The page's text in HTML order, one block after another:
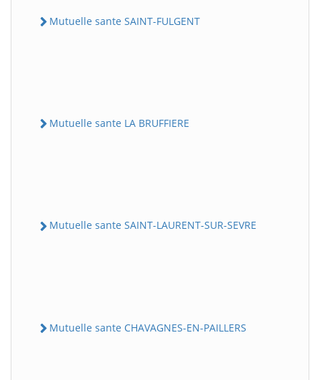
Mutuelle sante SAINT-FULGENT
Mutuelle sante LA BRUFFIERE
Mutuelle sante SAINT-LAURENT-SUR-SEVRE
Mutuelle sante CHAVAGNES-EN-PAILLERS